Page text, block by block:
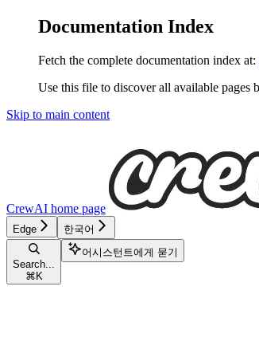
Documentation Index
Fetch the complete documentation index at:
Use this file to discover all available pages
Skip to main content
CrewAI home page
Edge 한국어
Search...
⌘ K
어시스턴트에게 묻기